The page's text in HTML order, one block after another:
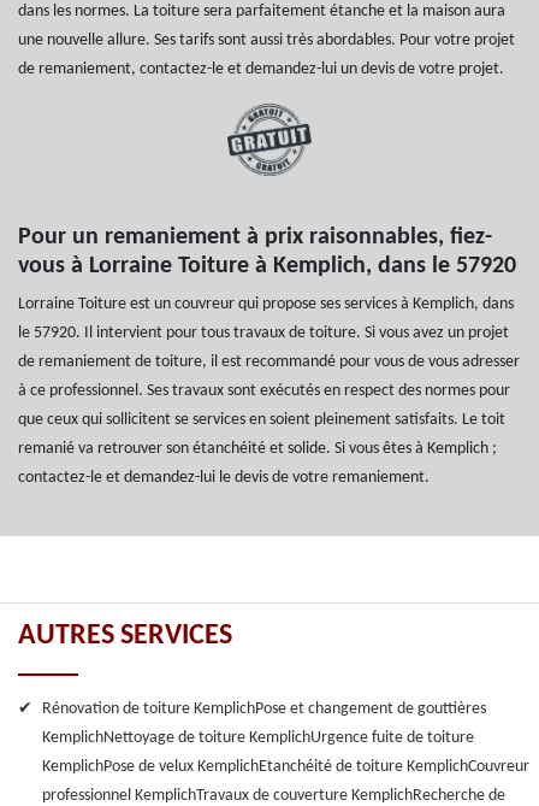
dans les normes. La toiture sera parfaitement étanche et la maison aura
une nouvelle allure. Ses tarifs sont aussi très abordables. Pour votre projet
de remaniement, contactez-le et demandez-lui un devis de votre projet.
Pour un remaniement à prix raisonnables, fiez-
vous à Lorraine Toiture à Kemplich, dans le 57920
Lorraine Toiture est un couvreur qui propose ses services à Kemplich, dans
le 57920. Il intervient pour tous travaux de toiture. Si vous avez un projet
de remaniement de toiture, il est recommandé pour vous de vous adresser
à ce professionnel. Ses travaux sont exécutés en respect des normes pour
que ceux qui sollicitent se services en soient pleinement satisfaits. Le toit
remanié va retrouver son étanchéité et solide. Si vous êtes à Kemplich ;
contactez-le et demandez-lui le devis de votre remaniement.
AUTRES SERVICES
Rénovation de toiture KemplichPose et changement de gouttières
KemplichNettoyage de toiture KemplichUrgence fuite de toiture
KemplichPose de velux KemplichEtanchéité de toiture KemplichCouvreur
professionnel KemplichTravaux de couverture KemplichRecherche de